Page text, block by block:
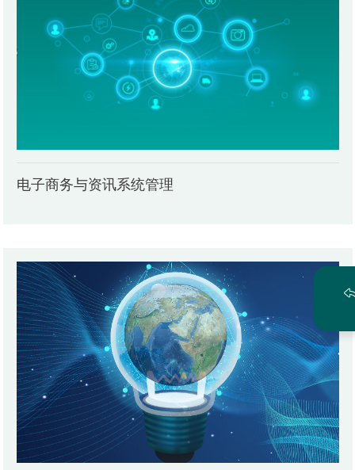
电子商务与资讯系统管理